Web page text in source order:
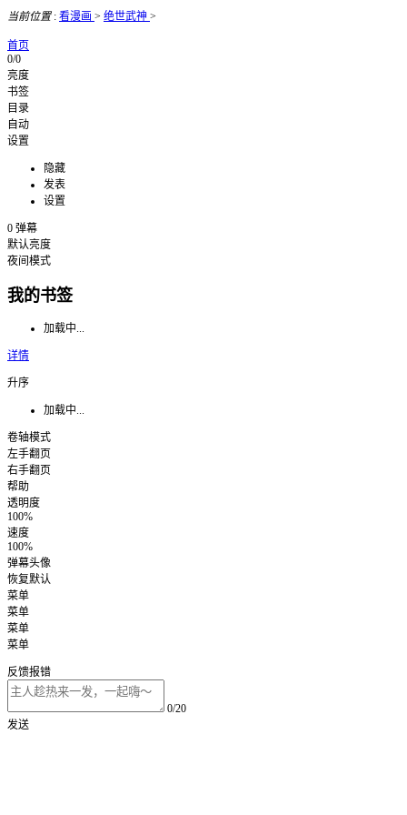
当前位置: 看漫画 > 绝世武神 >
首页
0/0
亮度
书签
目录
自动
设置
隐藏
发表
设置
0 弹幕
默认亮度
夜间模式
我的书签
加载中...
详情
升序
加载中...
卷轴模式
左手翻页
右手翻页
帮助
透明度
100%
速度
100%
弹幕头像
恢复默认
菜单
菜单
菜单
菜单
反馈报错
0/20
发送